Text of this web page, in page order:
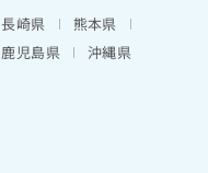
長崎県
熊本県
鹿児島県 沖縄県